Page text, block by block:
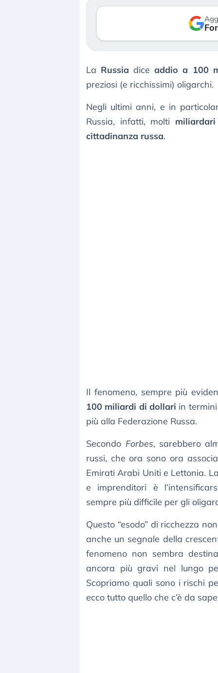
La Russiadiceaddio a 100
preziosi (e ricchissimi) oligarchi.
Negli ultimi anni, e in
Russia, infatti, molti
cittadinanza russa.
Il fenomeno, sempre più
100 miliardi di dollari in
più alla Federazione Russa.
Secondo Forbes, sarebbero
russi, che ora sono ora
Emirati Arabi Uniti e Lettonia.
e imprenditori è
sempre più difficile per gli
Questo “esodo” di ricchezza
anche un segnale della
fenomeno non sembra
ancora più gravi nel lungo
Scopriamo quali sono i rischi
ecco tutto quello che c’è da